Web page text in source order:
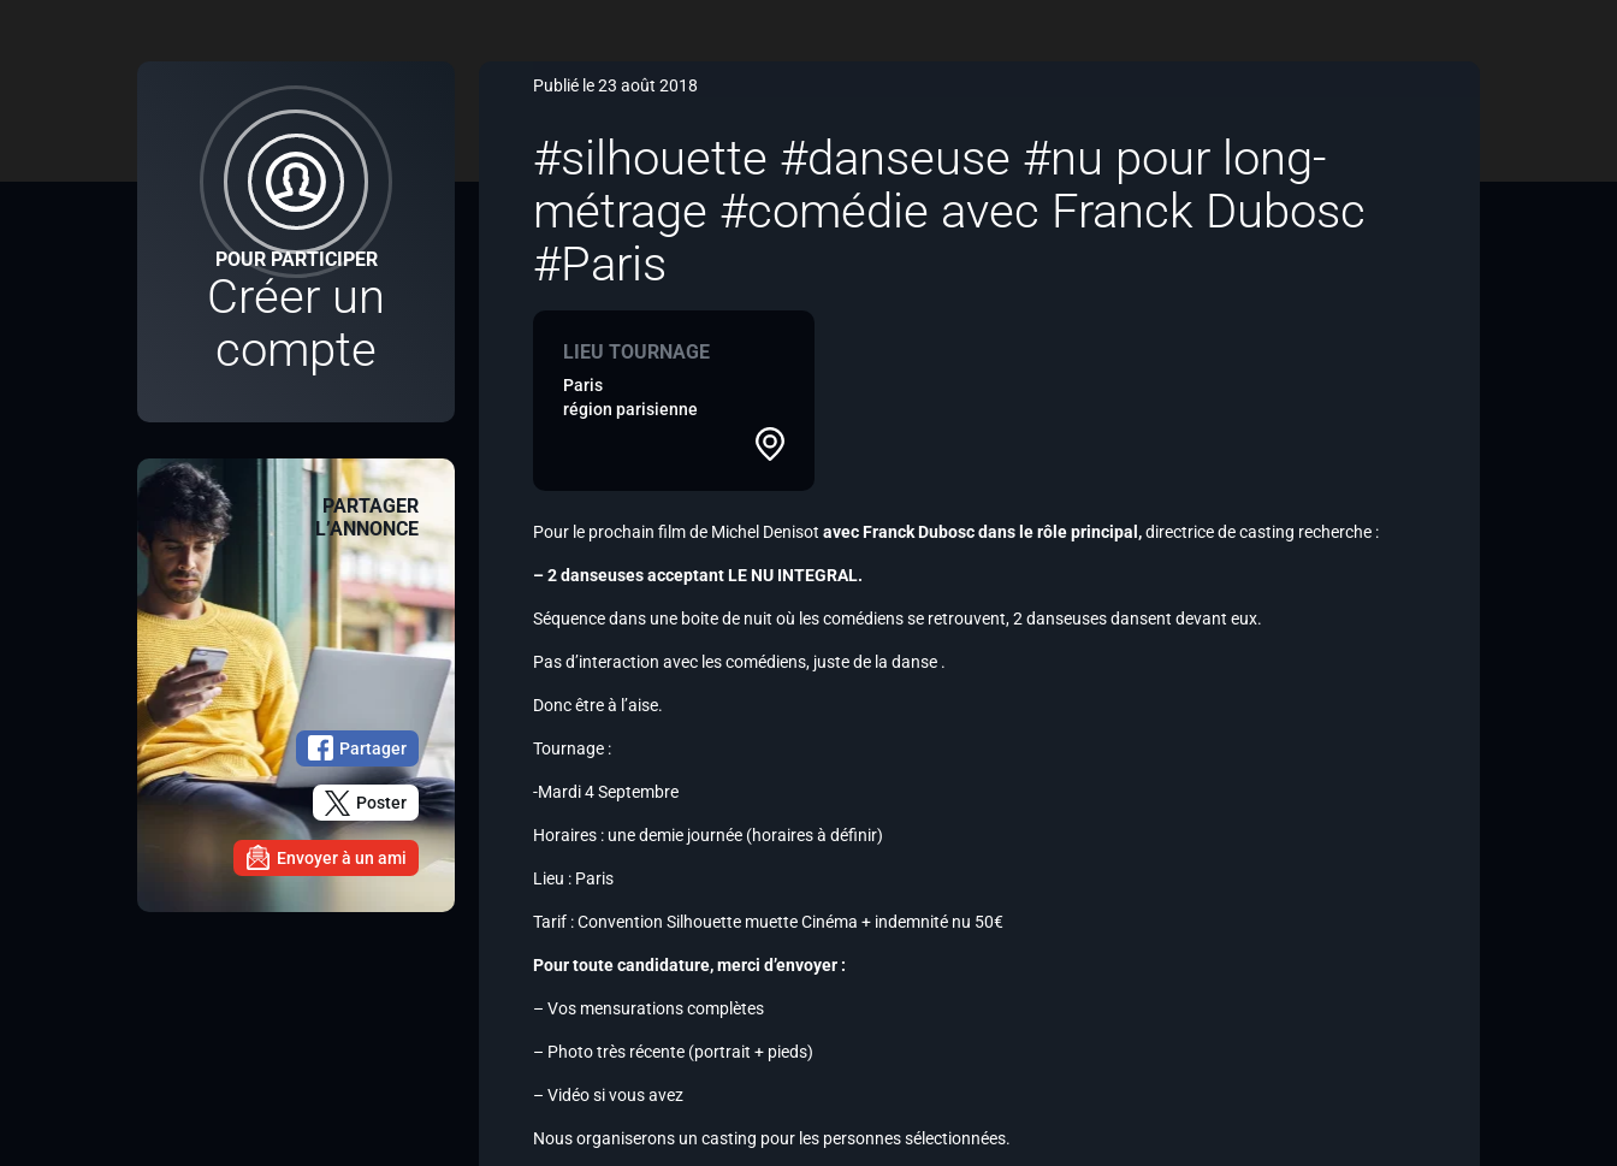
POUR PARTICIPER
Créer un
compte
PARTAGER
L’ANNONCE
Partager
Poster
Envoyer à un ami
Publié le 23 août 2018
#silhouette #danseuse #nu pour long-
métrage #comédie avec Franck Dubosc
#Paris
LIEU TOURNAGE
Paris
région parisienne
Pour le prochain film de Michel Denisot avec Franck Dubosc dans le rôle principal,directrice de casting recherche :
– 2 danseuses acceptant LE NU INTEGRAL.
Séquence dans une boite de nuit où les comédiens se retrouvent, 2 danseuses dansent devant eux.
Pas d’interaction avec les comédiens, juste de la danse .
Donc être à l’aise.
Tournage :
-Mardi 4 Septembre
Horaires : une demie journée (horaires à définir)
Lieu : Paris
Tarif : Convention Silhouette muette Cinéma + indemnité nu 50€
Pour toute candidature, merci d’envoyer :
– Vos mensurations complètes
– Photo très récente (portrait + pieds)
– Vidéo si vous avez
Nous organiserons un casting pour les personnes sélectionnées.